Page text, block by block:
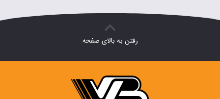
رفتن به بالای صفحه